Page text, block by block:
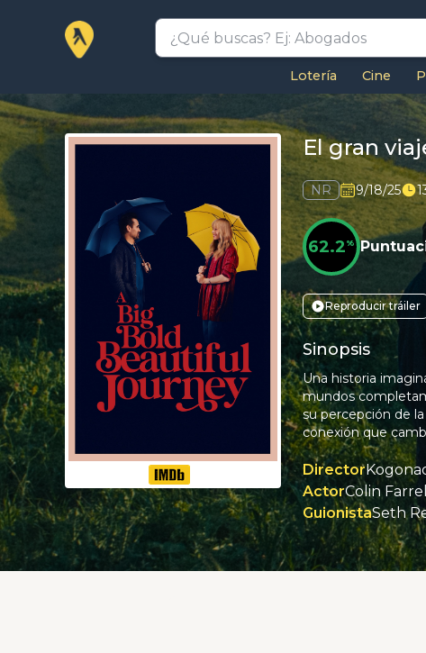
Lotería Cine
El gran
NR 9/18/25
62.2%
Reproducir tráiler
Sinopsis
Una historia
mundos
su percepción de
conexión que
Director
Actor
GuionistaSeth